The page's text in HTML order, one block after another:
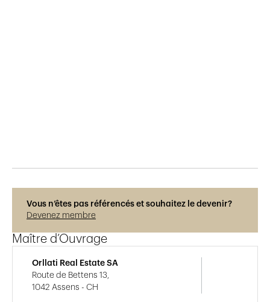
Vous n’êtes pas référencés et souhaitez le devenir?
Devenez membre
Maître d’Ouvrage
Orllati Real Estate SA
Route de Bettens 13,
1042 Assens - CH